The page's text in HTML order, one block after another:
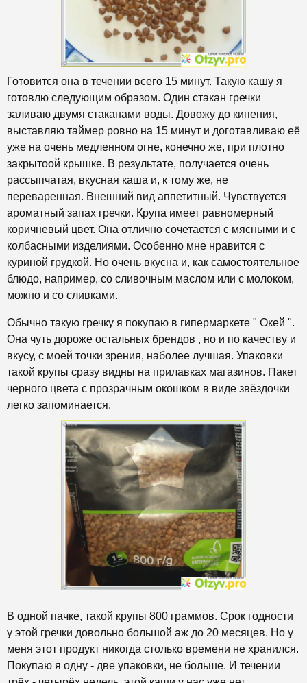
Готовится она в течении всего 15 минут. Такую кашу я
готовлю следующим образом. Один стакан гречки
заливаю двумя стаканами воды. Довожу до кипения,
выставляю таймер ровно на 15 минут и доготавливаю её
уже на очень медленном огне, конечно же, при плотно
закрытоой крышке. В результате, получается очень
рассыпчатая, вкусная каша и, к тому же, не
переваренная. Внешний вид аппетитный. Чувствуется
ароматный запах гречки. Крупа имеет равномерный
коричневый цвет. Она отлично сочетается с мясными и с
колбасными изделиями. Особенно мне нравится с
куриной грудкой. Но очень вкусна и, как самостоятельное
блюдо, например, со сливочным маслом или с молоком,
можно и со сливками.
Обычно такую гречку я покупаю в гипермаркете " Окей ".
Она чуть дороже остальных брендов , но и по качеству и
вкусу, с моей точки зрения, наболее лучшая. Упаковки
такой крупы сразу видны на прилавках магазинов. Пакет
черного цвета с прозрачным окошком в виде звёздочки
легко запоминается.
В одной пачке, такой крупы 800 граммов. Срок годности
у этой гречки довольно большой аж до 20 месяцев. Но у
меня этот продукт никогда столько времени не хранился.
Покупаю я одну - две упаковки, не больше. И течении